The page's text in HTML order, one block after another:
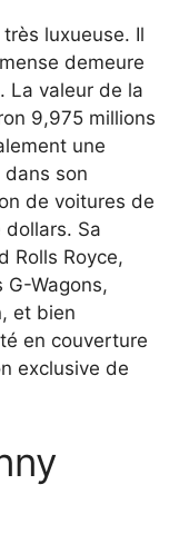
luxueuse. Il
demeure
La valeur de la
9,975 millions
une
son
de voitures de
Sa
Rolls Royce,
Wagons,
et bien
en couverture
exclusive de